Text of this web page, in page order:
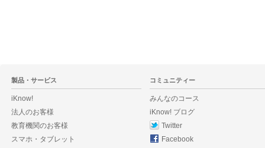
製品・サービス
iKnow!
法人のお客様
教育機関のお客様
スマホ・タブレット
コミュニティー
みんなのコース
iKnow! ブログ
Twitter
Facebook